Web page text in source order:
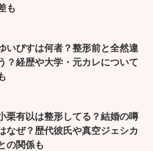
も
いぴすは何者？整形前と全然違
？経歴や大学・元カレについて
栗有以は整形してる？結婚の噂
なぜ？歴代彼氏や真空ジェシカ
の関係も